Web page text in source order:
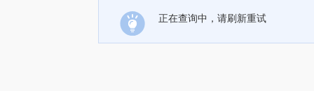
正在查询中，请刷新重试